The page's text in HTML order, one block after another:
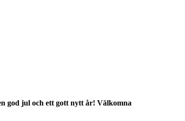
god jul och ett gott nytt år! Välkomna